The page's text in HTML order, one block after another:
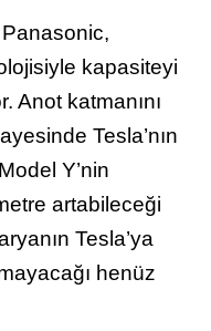
Panasonic,
kapasiteyi
Anot katmanını
Tesla’nın
Y’nin
artabileceği
Tesla’ya
henüz